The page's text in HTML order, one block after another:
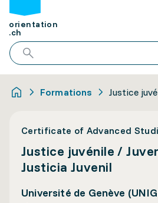
orientation
.ch
Formations Justice
Certificate of Advanced
Justice juvénile /
Justicia Juvenil
Université de Genève